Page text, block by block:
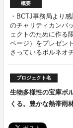
概要
・BCTJ事務局より
のチャリティカンバ
ェクトのために作る
ページ）をプレゼン
さっているボルネオ
プロジェクト名
生物多様性の宝庫ボ
くる。豊かな熱帯雨